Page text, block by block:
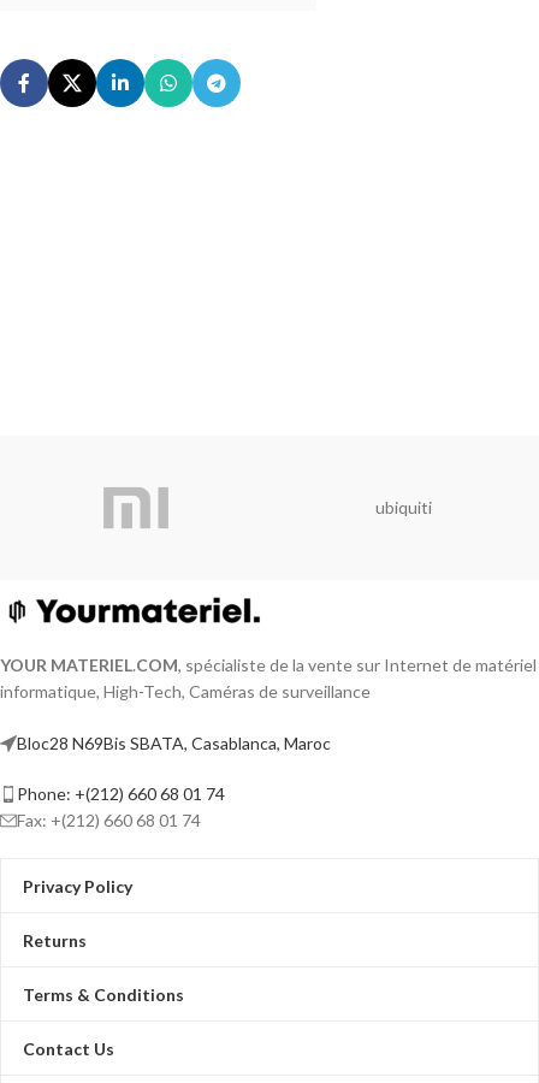
ubiquiti
YOUR MATERIEL.COM, spécialiste de la vente sur Internet de matériel
informatique, High-Tech, Caméras de surveillance
Bloc28 N69Bis SBATA, Casablanca, Maroc
Phone: +(212) 660 68 01 74
Fax: +(212) 660 68 01 74
Privacy Policy
Returns
Terms & Conditions
Contact Us